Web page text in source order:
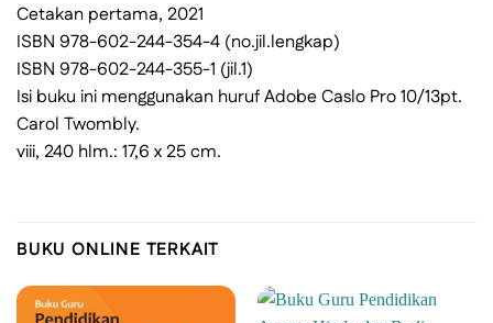
Cetakan pertama, 2021
ISBN 978-602-244-354-4 (no.jil.lengkap)
ISBN 978-602-244-355-1 (jil.1)
Isi buku ini menggunakan huruf Adobe Caslo Pro 10/13pt.
Carol Twombly.
viii, 240 hlm.: 17,6 x 25 cm.
BUKU ONLINE TERKAIT